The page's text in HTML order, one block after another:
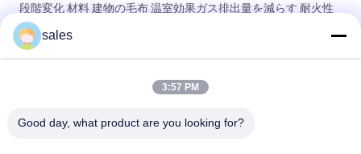
段階変化 材料 建物の毛布 温室効果ガス排出量を減らす 耐火性
環境に優しい
相変化材料の防寒用の毛布PCMの建築材料
建築材料のために有毒な適用範囲が広い省エネのアルミ ホイル
sales
3:57 PM
Good day, what product are you looking for?